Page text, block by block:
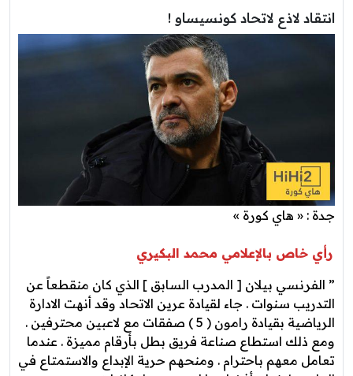
انتقاد لاذع لاتحاد كونسيساو !
جدة : « هاي كورة »
رأي خاص بالإعلامي محمد البكيري
” الفرنسي بيلان [ المدرب السابق ] الذي كان منقطعاً عن
التدريب سنوات . جاء لقيادة عرين ‎الاتحاد وقد أنهت الادارة
الرياضية بقيادة رامون ( 5 ) صفقات مع لاعبين محترفين .
ومع ذلك استطاع صناعة فريق بطل بأرقام مميزة . عندما
تعامل معهم باحترام . ومنحهم حرية الإبداع والاستمتاع في